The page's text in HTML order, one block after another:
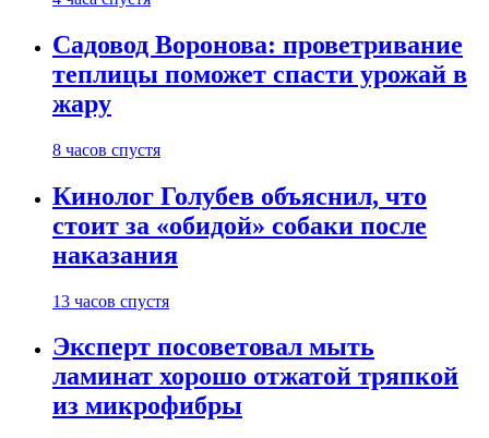
Садовод Воронова: проветривание
теплицы поможет спасти урожай в
жару
8 часов спустя
Кинолог Голубев объяснил, что
стоит за «обидой» собаки после
наказания
13 часов спустя
Эксперт посоветовал мыть
ламинат хорошо отжатой тряпкой
из микрофибры